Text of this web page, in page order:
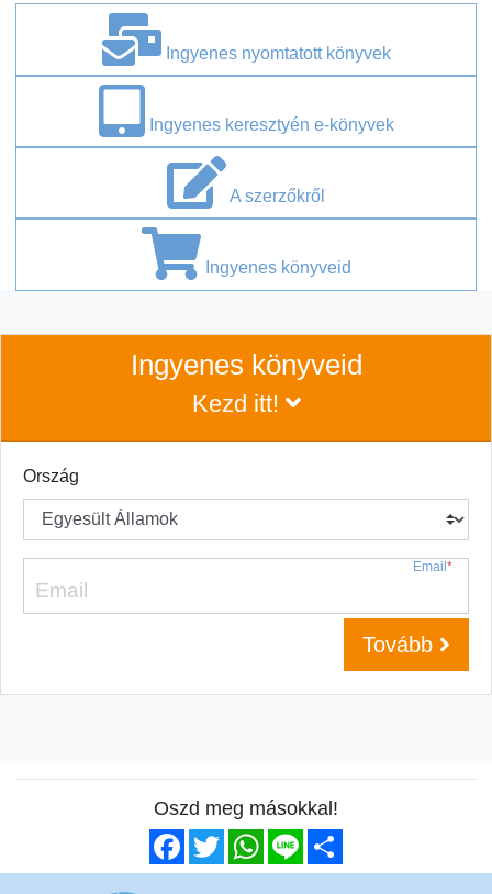
Ingyenes nyomtatott könyvek
Ingyenes keresztyén e-könyvek
A szerzőkről
Ingyenes könyveid
Ingyenes könyveid
Kezd itt!
Ország
Email *
Tovább
Oszd meg másokkal!
Facebook
TwitterWhatsApp
Line